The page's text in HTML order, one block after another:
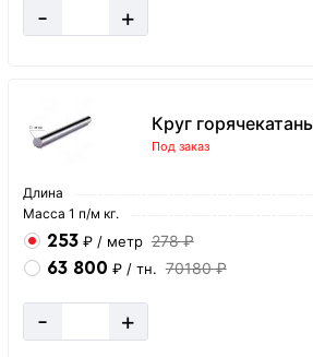
- +
Круг
Под заказ
Длина
Масса 1 п/м кг.
253 ₽ / метр 278 ₽
63 800 ₽ / тн. 70180 ₽
- +